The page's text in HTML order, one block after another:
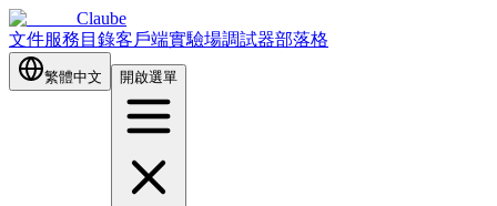
Claube
文件服務目錄客戶端實驗場調試器部落格
繁體中文 開啟選單